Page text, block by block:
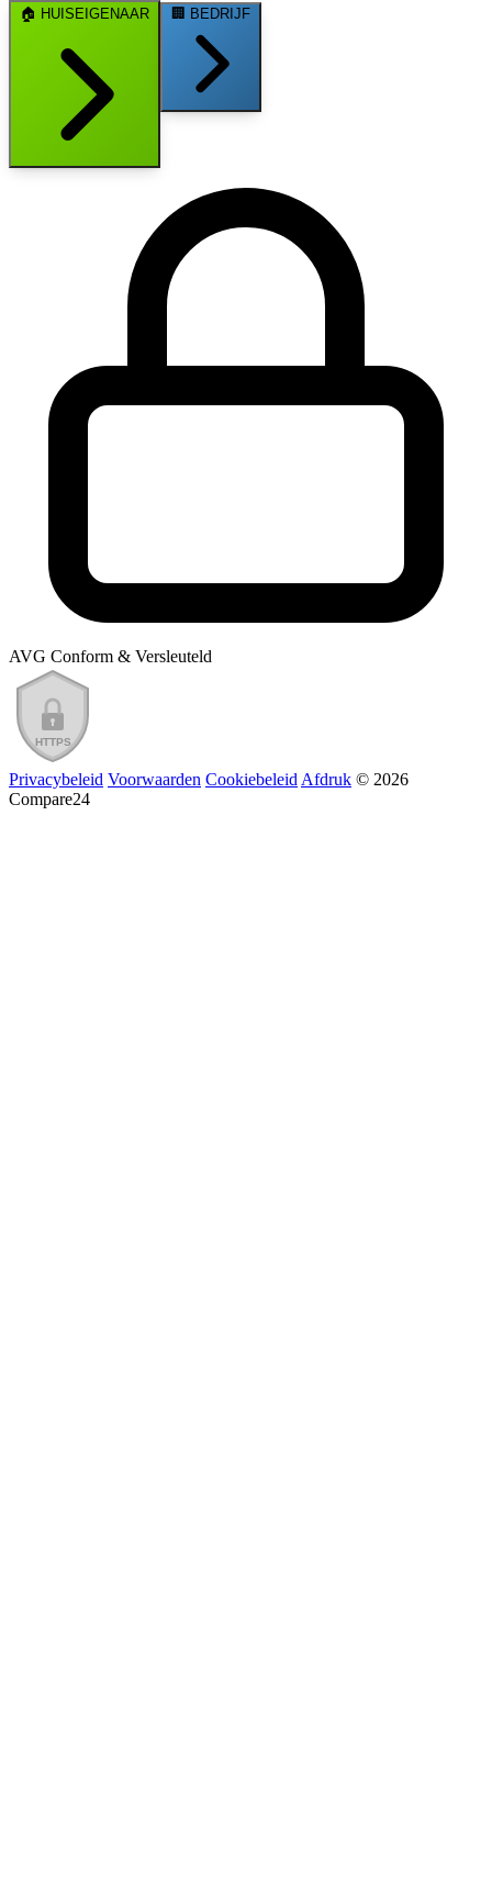
🏠 HUISEIGENAAR 🏢 BEDRIJF
AVG Conform & Versleuteld
Privacybeleid Voorwaarden Cookiebeleid Afdruk © 2026
Compare24